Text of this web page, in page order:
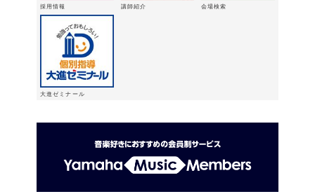
採用情報 講師紹介 会場検索
大進ゼミナール